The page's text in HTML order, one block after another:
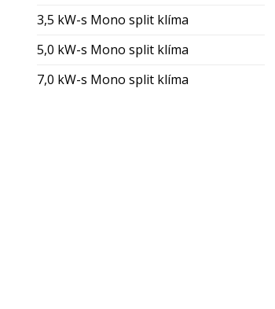
3,5 kW-s Mono split klíma
5,0 kW-s Mono split klíma
7,0 kW-s Mono split klíma